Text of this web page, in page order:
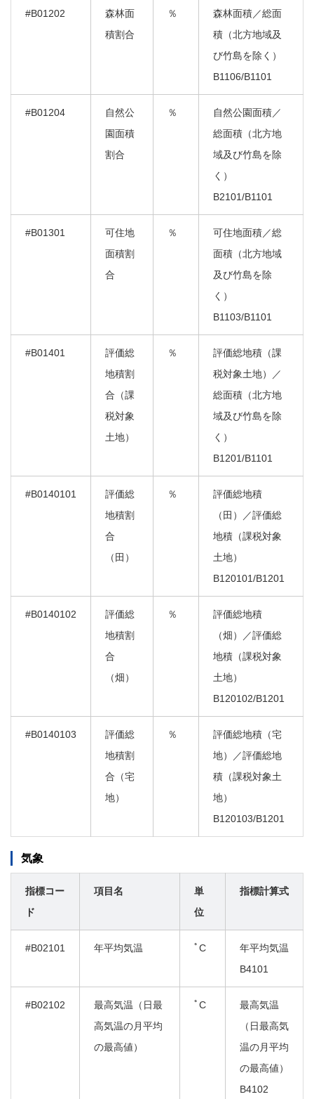
#B01202
森林面
積割合
％
森林面積／総面
積（北方地域及
び竹島を除く）
B1106/B1101
#B01204
自然公
園面積
割合
％
自然公園面積／
総面積（北方地
域及び竹島を除
く）
B2101/B1101
#B01301
可住地
面積割
合
％
可住地面積／総
面積（北方地域
及び竹島を除
く）
B1103/B1101
#B01401
評価総
地積割
合（課
税対象
土地）
％
評価総地積（課
税対象土地）／
総面積（北方地
域及び竹島を除
く）
B1201/B1101
#B0140101
評価総
地積割
合
（田）
％
評価総地積
（田）／評価総
地積（課税対象
土地）
B120101/B1201
#B0140102
評価総
地積割
合
（畑）
％
評価総地積
（畑）／評価総
地積（課税対象
土地）
B120102/B1201
#B0140103
評価総
地積割
合（宅
地）
％
評価総地積（宅
地）／評価総地
積（課税対象土
地）
B120103/B1201
気象
指標コー
ド
項目名
単
位
指標計算式
#B02101 年平均気温 ﾟC
年平均気温
B4101
#B02102
最高気温（日最
高気温の月平均
の最高値）
ﾟC
最高気温
（日最高気
温の月平均
の最高値）
B4102